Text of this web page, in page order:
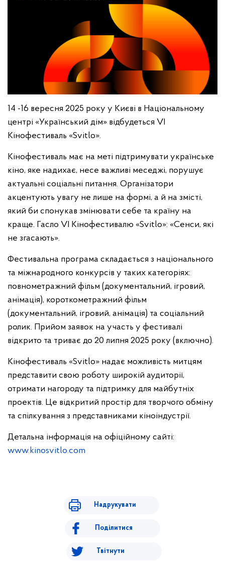
14 -16 вересня 2025 року у Києві в Національному
центрі «Український дім» відбудеться VI
Кінофестиваль «Svitlo».
Кінофестиваль має на меті підтримувати українське
кіно, яке надихає, несе важливі меседжі, порушує
актуальні соціальні питання. Організатори
акцентують увагу не лише на формі, а й на змісті,
який би спонукав змінювати себе та країну на
краще. Гасло VI Кінофестивалю «Svitlo»: «Сенси, які
не згасають».
Фестивальна програма складається з національного
та міжнародного конкурсів у таких категоріях:
повнометражний фільм (документальний, ігровий,
анімація), короткометражний фільм
(документальний, ігровий, анімація) та соціальний
ролик. Прийом заявок на участь у фестивалі
відкрито та триває до 20 липня 2025 року (включно).
Кінофестиваль «Svitlo» надає можливість митцям
представити свою роботу широкій аудиторії,
отримати нагороду та підтримку для майбутніх
проектів. Це відкритий простір для творчого обміну
та спілкування з представниками кіноіндустрії.
Детальна інформація на офіційному сайті:
www.kinosvitlo.com
Надрукувати
Поділитися
Твітнути